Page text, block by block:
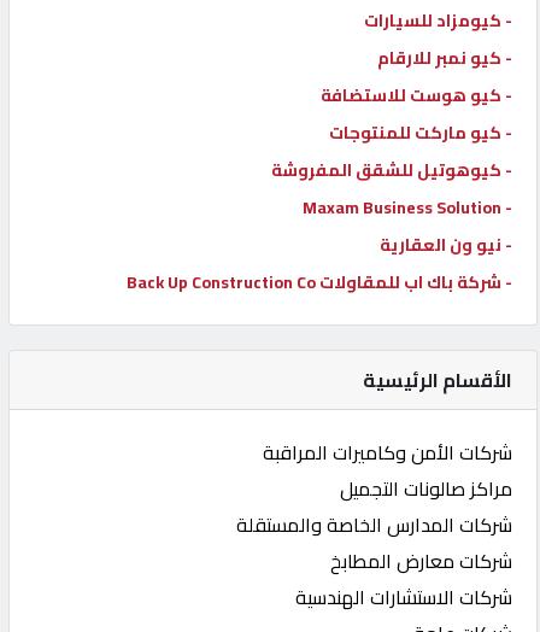
- كيومزاد للسيارات
- كيو نمبر للارقام
- كيو هوست للاستضافة
- كيو ماركت للمنتوجات
- كيوهوتيل للشقق المفروشة
- Maxam Business Solution
- نيو ون العقارية
- شركة باك اب للمقاولات Back Up Construction Co
الأقسام الرئيسية
شركات الأمن وكاميرات المراقبة
مراكز صالونات التجميل
شركات المدارس الخاصة والمستقلة
شركات معارض المطابخ
شركات الاستشارات الهندسية